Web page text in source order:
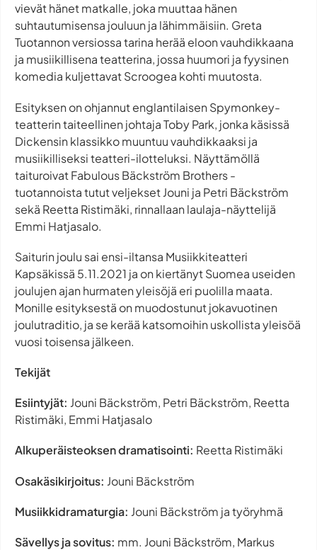
vievät hänet matkalle, joka muuttaa hänen
suhtautumisensa jouluun ja lähimmäisiin. Greta
Tuotannon versiossa tarina herää eloon vauhdikkaana
ja musiikillisena teatterina, jossa huumori ja fyysinen
komedia kuljettavat Scroogea kohti muutosta.
Esityksen on ohjannut englantilaisen Spymonkey-
teatterin taiteellinen johtaja Toby Park, jonka käsissä
Dickensin klassikko muuntuu vauhdikkaaksi ja
musiikilliseksi teatteri-ilotteluksi. Näyttämöllä
taituroivat Fabulous Bäckström Brothers -
tuotannoista tutut veljekset Jouni ja Petri Bäckström
sekä Reetta Ristimäki, rinnallaan laulaja-näyttelijä
Emmi Hatjasalo.
Saiturin joulu sai ensi-iltansa Musiikkiteatteri
Kapsäkissä 5.11.2021 ja on kiertänyt Suomea useiden
joulujen ajan hurmaten yleisöjä eri puolilla maata.
Monille esityksestä on muodostunut jokavuotinen
joulutraditio, ja se kerää katsomoihin uskollista yleisöä
vuosi toisensa jälkeen.
Tekijät
Esiintyjät: Jouni Bäckström, Petri Bäckström, Reetta
Ristimäki, Emmi Hatjasalo
Alkuperäisteoksen dramatisointi: Reetta Ristimäki
Osakäsikirjoitus: Jouni Bäckström
Musiikkidramaturgia: Jouni Bäckström ja työryhmä
Sävellys ja sovitus: mm. Jouni Bäckström, Markus